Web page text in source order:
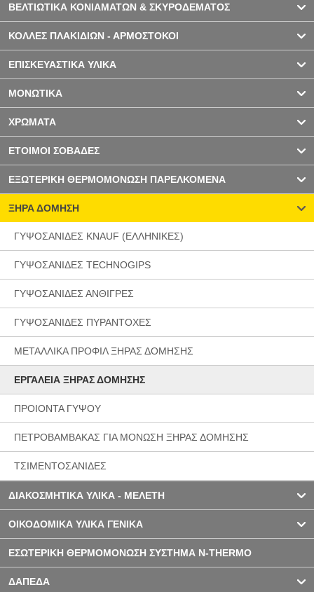
ΒΕΛΤΙΩΤΙΚΑ ΚΟΝΙΑΜΑΤΩΝ & ΣΚΥΡΟΔΕΜΑΤΟΣ
ΚΟΛΛΕΣ ΠΛΑΚΙΔΙΩΝ - ΑΡΜΟΣΤΟΚΟΙ
ΕΠΙΣΚΕΥΑΣΤΙΚΑ ΥΛΙΚΑ
ΜΟΝΩΤΙΚΑ
ΧΡΩΜΑΤΑ
ΕΤΟΙΜΟΙ ΣΟΒΑΔΕΣ
ΕΞΩΤΕΡΙΚΗ ΘΕΡΜΟΜΟΝΩΣΗ ΠΑΡΕΛΚΟΜΕΝΑ
ΞΗΡΑ ΔΟΜΗΣΗ
ΓΥΨΟΣΑΝΙΔΕΣ KNAUF (ΕΛΛΗΝΙΚΕΣ)
ΓΥΨΟΣΑΝΙΔΕΣ TECHNOGIPS
ΓΥΨΟΣΑΝΙΔΕΣ ΑΝΘΙΓΡΕΣ
ΓΥΨΟΣΑΝΙΔΕΣ ΠΥΡΑΝΤΟΧΕΣ
ΜΕΤΑΛΛΙΚΑ ΠΡΟΦΙΛ ΞΗΡΑΣ ΔΟΜΗΣΗΣ
ΕΡΓΑΛΕΙΑ ΞΗΡΑΣ ΔΟΜΗΣΗΣ
ΠΡΟΙΟΝΤΑ ΓΥΨΟΥ
ΠΕΤΡΟΒΑΜΒΑΚΑΣ ΓΙΑ ΜΟΝΩΣΗ ΞΗΡΑΣ ΔΟΜΗΣΗΣ
ΤΣΙΜΕΝΤΟΣΑΝΙΔΕΣ
ΔΙΑΚΟΣΜΗΤΙΚΑ ΥΛΙΚΑ - ΜΕΛΕΤΗ
ΟΙΚΟΔΟΜΙΚΑ ΥΛΙΚΑ ΓΕΝΙΚΑ
ΕΣΩΤΕΡΙΚΗ ΘΕΡΜΟΜΟΝΩΣΗ ΣΥΣΤΗΜΑ N-THERMO
ΔΑΠΕΔΑ